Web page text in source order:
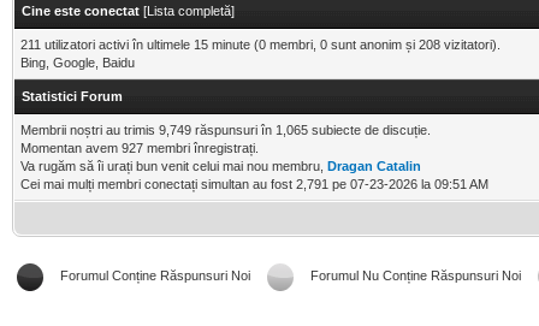
Cine este conectat [Lista completă]
211 utilizatori activi în ultimele 15 minute (0 membri, 0 sunt anonim și 208 vizitatori).
Bing, Google, Baidu
Statistici Forum
Membrii noștri au trimis 9,749 răspunsuri în 1,065 subiecte de discuție.
Momentan avem 927 membri înregistrați.
Va rugăm să îi urați bun venit celui mai nou membru, Dragan Catalin
Cei mai mulți membri conectați simultan au fost 2,791 pe 07-23-2026 la 09:51 AM
Forumul Conține Răspunsuri Noi Forumul Nu Conține Răspunsuri Noi